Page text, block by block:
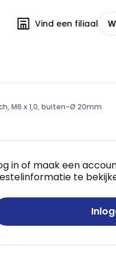
Vind een filiaal
M6 x 1,0, buiten-Ø 20mm
in of maak een
te